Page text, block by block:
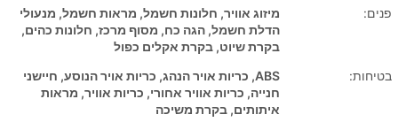
פנים:
מיזוג אוויר, חלונות חשמל, מראות חשמל, מנעולי
הדלת חשמל, הגה כח, מסוף מרכז, חלונות כהים,
בקרת שיוט, בקרת אקלים כפול
בטיחות:
ABS, כריות אויר הנהג, כריות אויר הנוסע, חיישני
חנייה, כריות אוויר אחורי, כריות אוויר, מראות
איתותים, בקרת משיכה